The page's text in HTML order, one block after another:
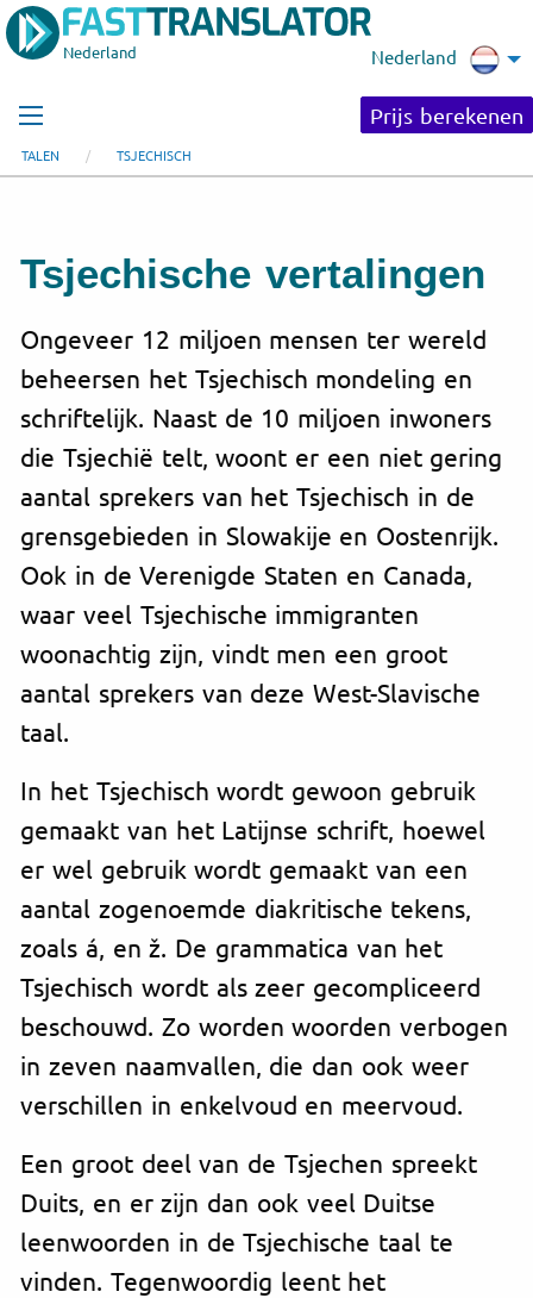
Nederland Nederland
Prijs berekenen
TALEN TSJECHISCH
Tsjechische vertalingen
Ongeveer 12 miljoen mensen ter wereld
beheersen het Tsjechisch mondeling en
schriftelijk. Naast de 10 miljoen inwoners
die Tsjechië telt, woont er een niet gering
aantal sprekers van het Tsjechisch in de
grensgebieden in Slowakije en Oostenrijk.
Ook in de Verenigde Staten en Canada,
waar veel Tsjechische immigranten
woonachtig zijn, vindt men een groot
aantal sprekers van deze West-Slavische
taal.
In het Tsjechisch wordt gewoon gebruik
gemaakt van het Latijnse schrift, hoewel
er wel gebruik wordt gemaakt van een
aantal zogenoemde diakritische tekens,
zoals á, en ž. De grammatica van het
Tsjechisch wordt als zeer gecompliceerd
beschouwd. Zo worden woorden verbogen
in zeven naamvallen, die dan ook weer
verschillen in enkelvoud en meervoud.
Een groot deel van de Tsjechen spreekt
Duits, en er zijn dan ook veel Duitse
leenwoorden in de Tsjechische taal te
vinden. Tegenwoordig leent het